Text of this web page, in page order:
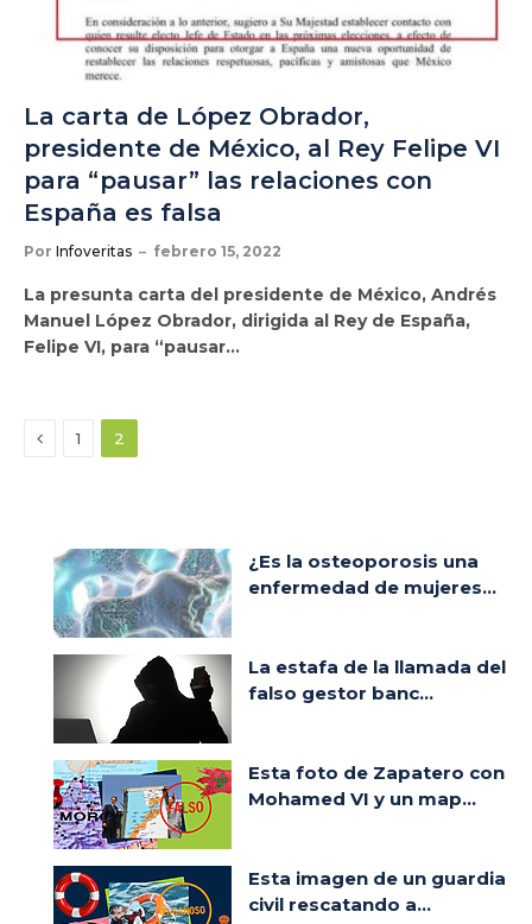
La carta de López Obrador,
presidente de México, al Rey Felipe VI
para “pausar” las relaciones con
España es falsa
Por Infoveritas febrero 15, 2022
La presunta carta del presidente de México, Andrés
Manuel López Obrador, dirigida al Rey de España,
Felipe VI, para “pausar…
Anterior
1 2
¿Es la osteoporosis una
enfermedad de mujeres...
La estafa de la llamada del
falso gestor banc...
Esta foto de Zapatero con
Mohamed VI y un map...
Esta imagen de un guardia
civil rescatando a...